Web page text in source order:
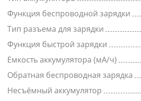
Функция беспроводной зарядки
Тип разъема для зарядки
Функция быстрой зарядки
Емкость аккумулятора (мА/ч)
Обратная беспроводная зарядка
Несъёмный аккумулятор